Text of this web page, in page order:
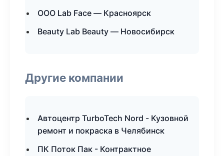
ООО Lab Face — Красноярск
Beauty Lab Beauty — Новосибирск
Другие компании
Автоцентр TurboTech Nord - Кузовной
ремонт и покраска в Челябинск
ПК Поток Пак - Контрактное